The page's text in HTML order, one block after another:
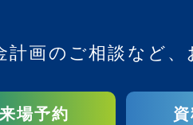
画のご相談など、
来場予約